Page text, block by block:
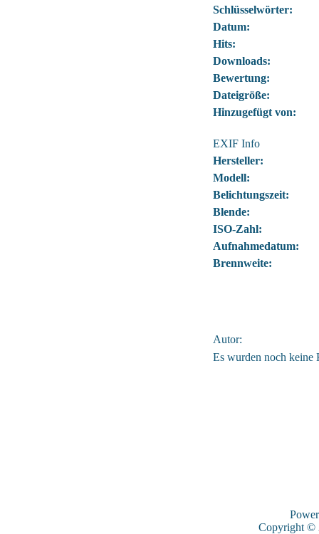
Schlüsselwörter:
Datum:
Hits:
Downloads:
Bewertung:
Dateigröße:
Hinzugefügt von:
EXIF Info
Hersteller:
Modell:
Belichtungszeit:
Blende:
ISO-Zahl:
Aufnahmedatum:
Brennweite:
Autor:
Es wurden noch keine
Copyright ©